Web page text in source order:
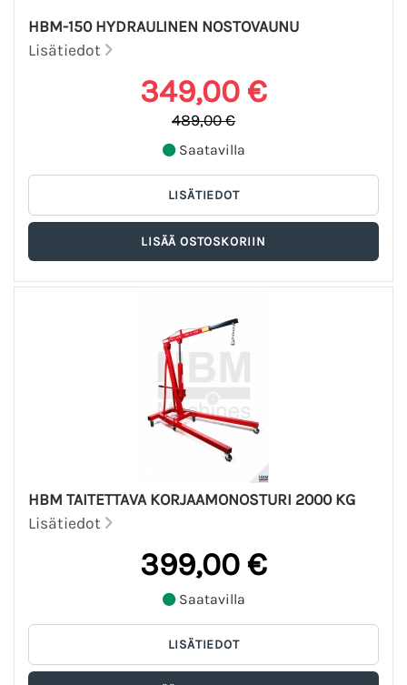
HBM-150 HYDRAULINEN NOSTOVAUNU
Lisätiedot
349,00 €
489,00 €
Saatavilla
HBM TAITETTAVA KORJAAMONOSTURI 2000 KG
Lisätiedot
399,00 €
Saatavilla